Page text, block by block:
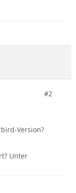
#2
Version?
Unter